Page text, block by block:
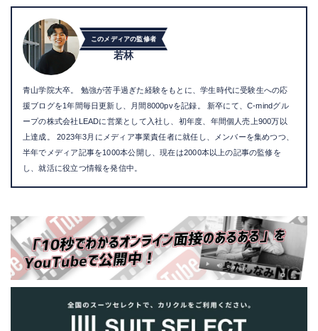
このメディアの監修者
若林
青山学院大卒。 勉強が苦手過ぎた経験をもとに、学生時代に受験生への応
援ブログを1年間毎日更新し、月間8000pvを記録。 新卒にて、C-mindグル
ープの株式会社LEADに営業として入社し、初年度、年間個人売上900万以
上達成。 2023年3月にメディア事業責任者に就任し、メンバーを集めつつ、
半年でメディア記事を1000本公開し、現在は2000本以上の記事の監修を
し、就活に役立つ情報を発信中。